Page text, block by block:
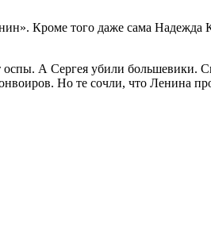
Кроме того даже сама Надежда
А Сергея убили большевики.
Но те сочли, что Ленина